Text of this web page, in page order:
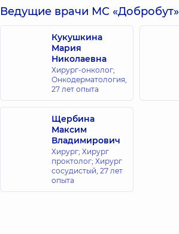
Ведущие врачи МС «Добробут»
Кукушкина
Мария
Николаевна
Хирург-онколог;
Онкодерматология,
27 лет опыта
Щербина
Максим
Владимирович
Хирург; Хирург
проктолог; Хирург
сосудистый, 27 лет
опыта